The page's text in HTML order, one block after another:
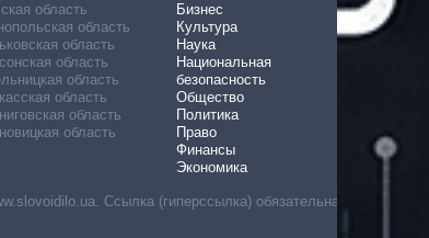
область
область
область
область
область
область
область
область
Бизнес
Культура
Наука
Национальная
безопасность
Общество
Политика
Право
Финансы
Экономика
Ссылка (гиперссылка) обязательна